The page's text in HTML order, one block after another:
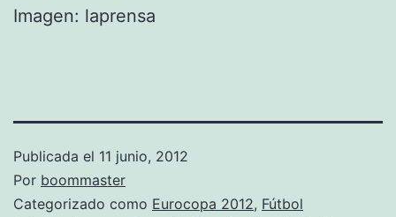
Imagen: laprensa
Publicada el 11 junio, 2012
Por boommaster
Categorizado como Eurocopa 2012, Fútbol